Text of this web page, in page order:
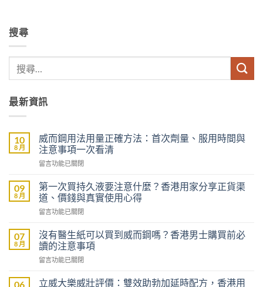
搜尋
最新資訊
10
8 月
威而鋼用法用量正確方法：首次劑量、服用時間與
注意事項一次看清
在
而
鋼
用
法
量
正
確
方
首
留言功能已關閉
09
8 月
第一次買持久液要注意什麼？香港用家分享正貨渠
道、價錢與真實使用心得
在
一
次
買
持
液
留言功能已關閉
07
8 月
沒有醫生紙可以買到威而鋼嗎？香港男士購買前必
讀的注意事項
在
有
留言功能已關閉
06
立威大樂威壯評價：雙效助勃加延時配方，香港用